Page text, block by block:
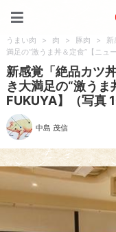
うまい肉 > 肉 > 豚肉 >
新
満足の“激うま丼＆定食”【ニュ
新感覚「絶品カツ
き大満足の“激う
FUKUYA】（写真
中島 茂信